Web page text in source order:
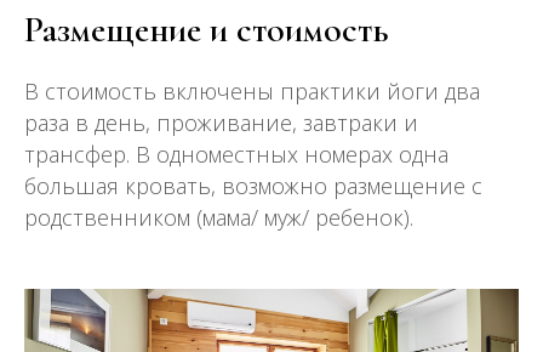
Размещение и стоимость
В стоимость включены практики йоги два
раза в день, проживание, завтраки и
трансфер. В одноместных номерах одна
большая кровать, возможно размещение с
родственником (мама/ муж/ ребенок).